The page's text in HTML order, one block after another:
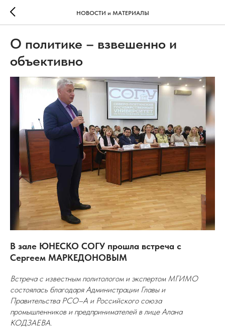
НОВОСТИ и МАТЕРИАЛЫ
О политике – взвешенно и
объективно
В зале ЮНЕСКО СОГУ прошла встреча с
Сергеем МАРКЕДОНОВЫМ
Встреча с известным политологом и экспертом МГИМО
состоялась благодаря Администрации Главы и
Правительства РСО–А и Российского союза
промышленников и предпринимателей в лице Алана
КОДЗАЕВА.